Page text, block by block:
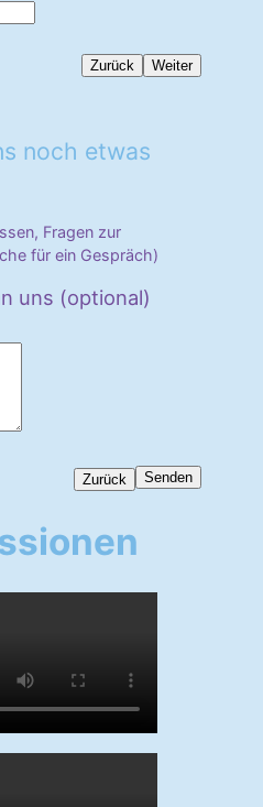
Zurück Weiter
noch etwas
Fragen zur
für ein Gespräch)
uns (optional)
Zurück Senden